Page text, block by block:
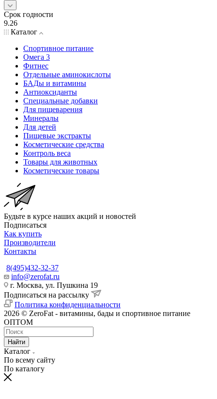
Срок годности
9.26
Каталог
Спортивное питание
Омега 3
Фитнес
Отдельные аминокислоты
БАДы и витамины
Антиоксиданты
Специальные добавки
Для пищеварения
Минералы
Для детей
Пищевые экстракты
Косметические средства
Контроль веса
Товары для животных
Косметические товары
Будьте в курсе наших акций и новостей
Подписаться
Как купить
Производители
Контакты
8(495)432-32-37
info@zerofat.ru
г. Москва, ул. Пушкина 19
Подписаться на рассылку
Политика конфиденциальности
2026 © ZeroFat - витамины, бады и спортивное питание
ОПТОМ
Найти
Каталог
По всему сайту
По каталогу